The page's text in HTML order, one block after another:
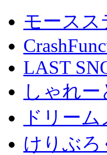
モースス
LAST
しゃれー
ドリー
けりぶろ